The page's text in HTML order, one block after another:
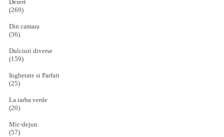
Desert
(269)
Din camara
(36)
Dulciuri diverse
(159)
Inghetate si Parfait
(25)
La iarba verde
(20)
Mic-dejun
(57)